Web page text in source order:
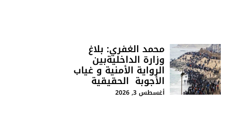
محمد الغفري: بلاغ
وزارة الداخليةبين
الرواية الأمنية و غياب
الأجوبة الحقيقية
أغسطس 3, 2026